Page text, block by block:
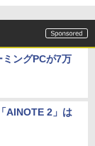
ングPCが7万
AINOTE 2」は